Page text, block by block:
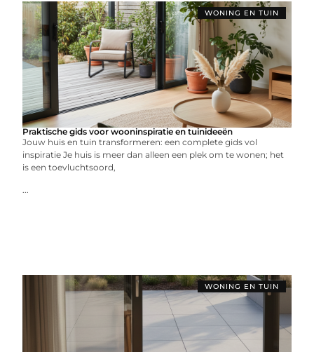
WONING EN TUIN
Praktische gids voor wooninspiratie en tuinideeën
Jouw huis en tuin transformeren: een complete gids vol
inspiratie Je huis is meer dan alleen een plek om te wonen; het
is een toevluchtsoord,
...
WONING EN TUIN